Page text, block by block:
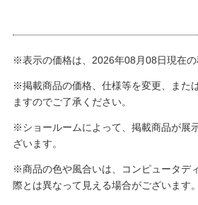
※表示の価格は、2026年08月08日現在の
※掲載商品の価格、仕様等を変更、また
ますのでご了承ください。
※ショールームによって、掲載商品が展
ざいます。
※商品の色や風合いは、コンピュータデ
際とは異なって見える場合がございます。